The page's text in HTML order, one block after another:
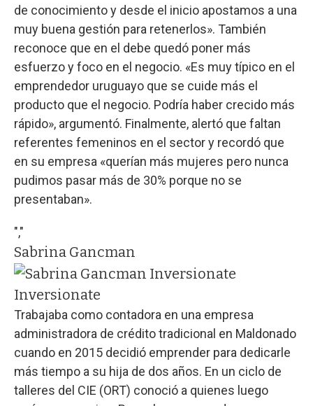
de conocimiento y desde el inicio apostamos a una
muy buena gestión para retenerlos». También
reconoce que en el debe quedó poner más
esfuerzo y foco en el negocio. «Es muy típico en el
emprendedor uruguayo que se cuide más el
producto que el negocio. Podría haber crecido más
rápido», argumentó. Finalmente, alertó que faltan
referentes femeninos en el sector y recordó que
en su empresa «querían más mujeres pero nunca
pudimos pasar más de 30% porque no se
presentaban».
","
Sabrina Gancman
Inversionate
Trabajaba como contadora en una empresa
administradora de crédito tradicional en Maldonado
cuando en 2015 decidió emprender para dedicarle
más tiempo a su hija de dos años. En un ciclo de
talleres del CIE (ORT) conoció a quienes luego